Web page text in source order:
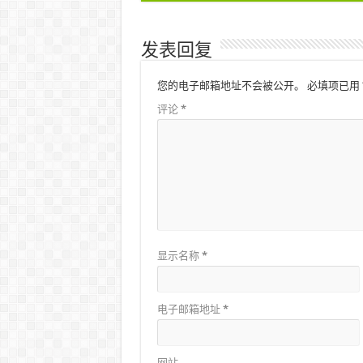
发表回复
您的电子邮箱地址不会被公开。 必填项已用
评论 *
显示名称 *
电子邮箱地址 *